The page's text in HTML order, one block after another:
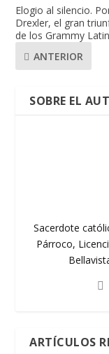
Elogio al silencio.
Drexler, el gran
de los Grammy
ANTERIOR
SOBRE EL
Sacerdote
Párroco,
ARTÍCULOS